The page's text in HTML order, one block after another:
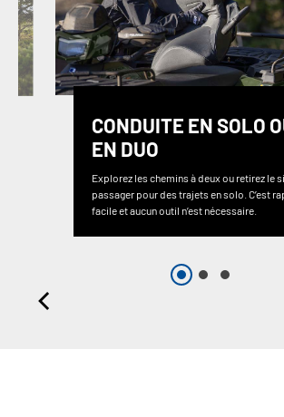
CONDUITE EN SOLO
EN DUO
Explorez les chemins à deux ou retirez le
passager pour des trajets en solo. C’est
facile et aucun outil n’est nécessaire.